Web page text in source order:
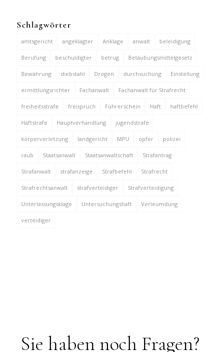
Schlagwörter
amtsgericht angeklagter Anklage anwalt beleidigung
Berufung beschuldigter betrug Betäubungsmittelgesetz
Bewährung diebstahl Drogen durchsuchung Einstellung
ermittlungsrichter Fachanwalt Fachanwalt für Strafrecht
freiheitsstrafe freispruch Führerschein Haft haftbefehl
Haftstrafe Hauptverhandlung jugendstrafe
körperverletzung landgericht MPU opfer polizei
raub Staatsanwalt Staatsanwaltschaft Strafantrag
Strafanwalt strafanzeige Strafbefehl Strafrecht
Strafrechtsanwalt strafverteidiger Strafverteidigung
Unterlassungsklage Untersuchungshaft Verleumdung
verteidiger
Sie haben noch Fragen?